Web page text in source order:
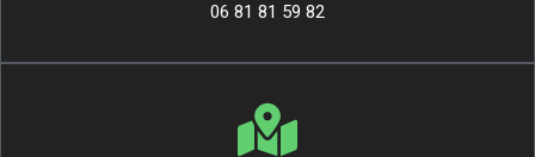
06 81 81 59 82